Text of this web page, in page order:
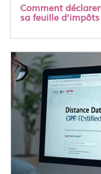
Comment
sa feuille